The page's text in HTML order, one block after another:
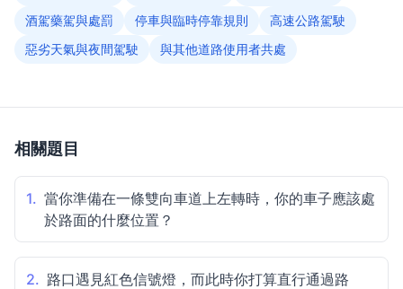
酒駕藥駕與處罰
停車與臨時停靠規則
高速公路駕駛
惡劣天氣與夜間駕駛
與其他道路使用者共處
相關題目
1. 當你準備在一條雙向車道上左轉時，你的車子應該處
於路面的什麼位置？
2. 路口遇見紅色信號燈，而此時你打算直行通過路